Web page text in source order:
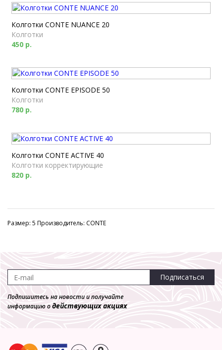
Колготки CONTE NUANCE 20
Колготки
450 р.
Колготки CONTE EPISODE 50
Колготки
780 р.
Колготки CONTE ACTIVE 40
Колготки корректирующие
820 р.
Размер: 5 Производитель: CONTE
Подписаться
Подпишитесь на новости и получайте
информацию одействующих акциях